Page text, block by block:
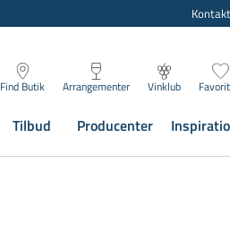
Find Butik Arrangementer Vinklub
Tilbud Producenter